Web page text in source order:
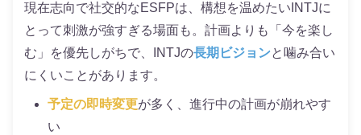
現在志向で社交的なESFPは、構想を温めたいINTJに
とって刺激が強すぎる場面も。計画よりも「今を楽し
む」を優先しがちで、INTJの長期ビジョンと噛み合い
にくいことがあります。
予定の即時変更が多く、進行中の計画が崩れやす
い